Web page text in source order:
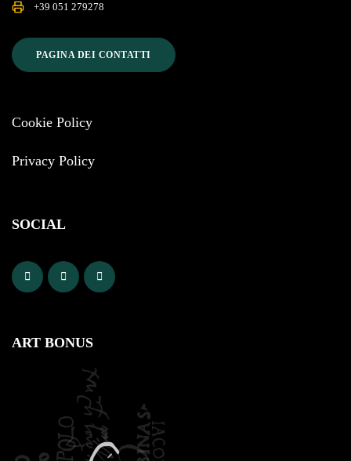
+39 051 279278
PAGINA DEI CONTATTI
Cookie Policy
Privacy Policy
SOCIAL
ART BONUS